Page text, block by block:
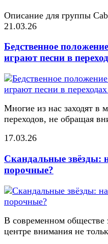
Описание для группы
21.03.26
Бедственное
играют песни в
Многие из нас заходят в
переходов, не обращая
17.03.26
Скандальные звёзды:
порочные?
В современном обществе
центре внимания не